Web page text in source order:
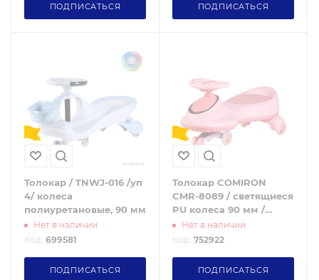
ПОДПИСАТЬСЯ ПОДПИСАТЬСЯ
Толокар / TNWJ-016 /уп
4/ колеса
полиуретановые, 90 мм
Нет в наличии
Код: 699581
ПОДПИСАТЬСЯ
Толокар COMIRON
CMR-8089 / светящиеся
PU колеса 90 мм /
Розовый / уп4
Нет в наличии
Код: 752922
ПОДПИСАТЬСЯ